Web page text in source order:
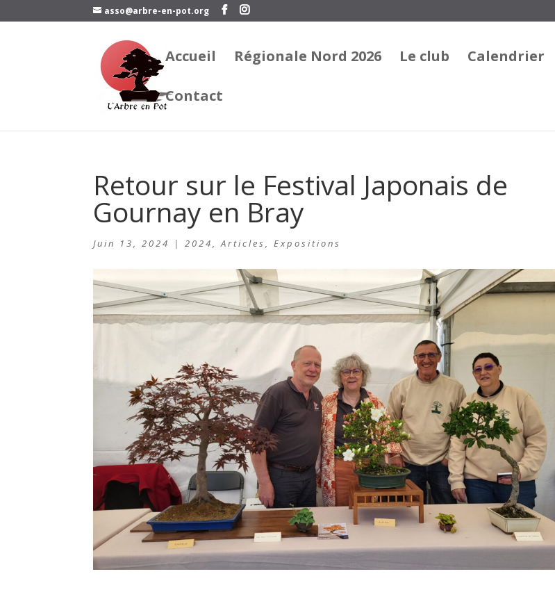
asso@arbre-en-pot.org
Accueil Régionale Nord 2026 Le club Calendrier
Contact
Retour sur le Festival Japonais de
Gournay en Bray
Juin 13, 2024 |2024,Articles,Expositions